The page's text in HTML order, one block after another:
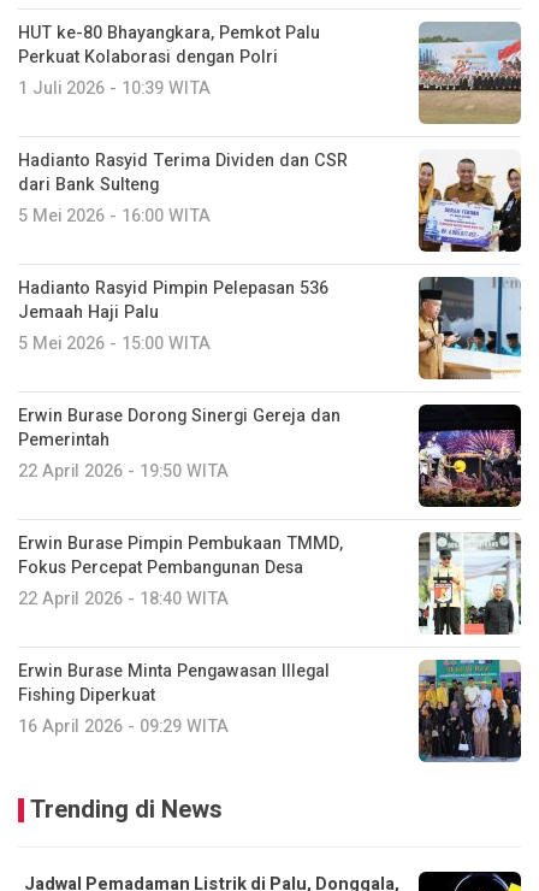
HUT ke-80 Bhayangkara, Pemkot Palu
Perkuat Kolaborasi dengan Polri
1 Juli 2026 - 10:39 WITA
Hadianto Rasyid Terima Dividen dan CSR
dari Bank Sulteng
5 Mei 2026 - 16:00 WITA
Hadianto Rasyid Pimpin Pelepasan 536
Jemaah Haji Palu
5 Mei 2026 - 15:00 WITA
Erwin Burase Dorong Sinergi Gereja dan
Pemerintah
22 April 2026 - 19:50 WITA
Erwin Burase Pimpin Pembukaan TMMD,
Fokus Percepat Pembangunan Desa
22 April 2026 - 18:40 WITA
Erwin Burase Minta Pengawasan Illegal
Fishing Diperkuat
16 April 2026 - 09:29 WITA
Trending di News
Jadwal Pemadaman Listrik di Palu, Donggala,